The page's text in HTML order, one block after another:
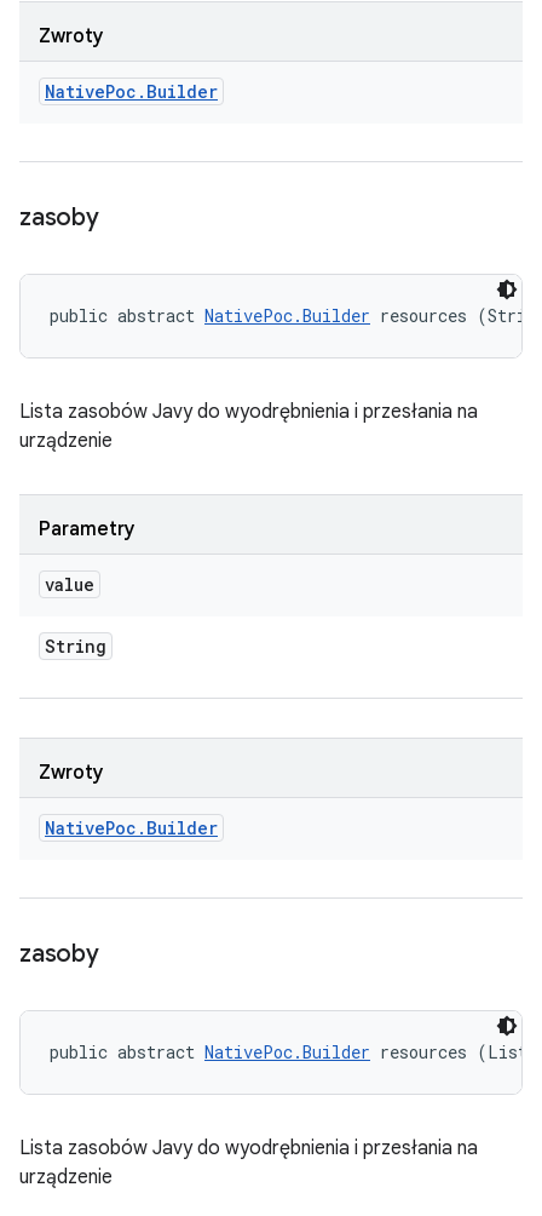
Zwroty
NativePoc . Builder
zasoby
public abstract NativePoc.Builder resources
Lista zasobów Javy do wyodrębnienia i przesłania na
urządzenie
Parametry
value
String
Zwroty
NativePoc . Builder
zasoby
public abstract NativePoc.Builder resources
Lista zasobów Javy do wyodrębnienia i przesłania na
urządzenie